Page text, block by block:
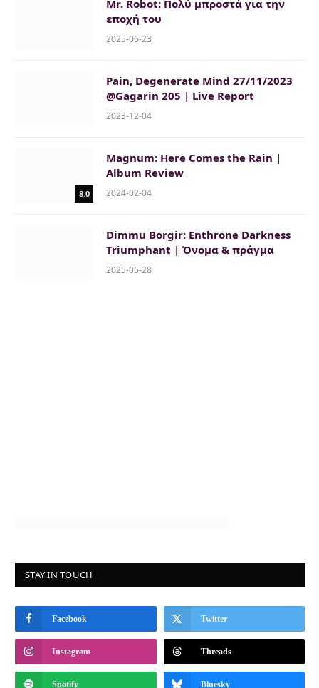
Mr. Robot: Πολύ μπροστά για την
εποχή του
2025-06-23
Pain, Degenerate Mind 27/11/2023
@Gagarin 205 | Live Report
2023-12-04
8.0
Magnum: Here Comes the Rain |
Album Review
2024-02-04
Dimmu Borgir: Enthrone Darkness
Triumphant | Όνομα & πράγμα
2025-05-28
STAY IN TOUCH
Facebook Twitter
Instagram Threads
Spotify Bluesky